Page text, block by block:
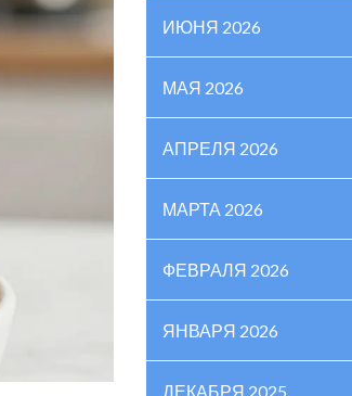
ИЮНЯ 2026
МАЯ 2026
АПРЕЛЯ 2026
МАРТА 2026
ФЕВРАЛЯ 2026
ЯНВАРЯ 2026
ДЕКАБРЯ 2025